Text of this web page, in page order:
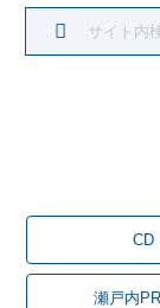
CD
瀬戸内